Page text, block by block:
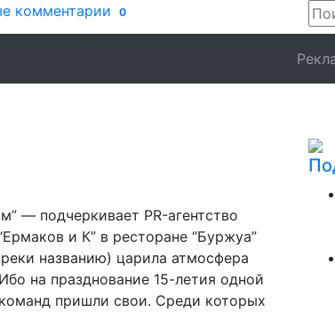
комментарии 0
— подчеркивает PR-агентство
и К” в ресторане “Буржуа”
названию) царила атмосфера
на празднование 15-летия одной
пришли свои. Среди которых